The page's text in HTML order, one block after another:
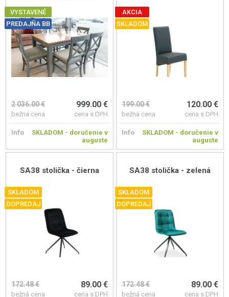
VYSTAVENÉ
PREDAJŇA BB
2 036.00 €
bežná cena
999.00 €
cena s DPH
Info
SKLADOM - doručenie v
auguste
AKCIA
SKLADOM
199.00 €
bežná cena
120.00 €
cena s DPH
Info
SKLADOM - doručenie v
auguste
SA38 stolička - čierna
SKLADOM
DOPREDAJ
172.48 €
bežná cena
89.00 €
cena s DPH
SA38 stolička - zelená
SKLADOM
DOPREDAJ
172.48 €
bežná cena
89.00 €
cena s DPH